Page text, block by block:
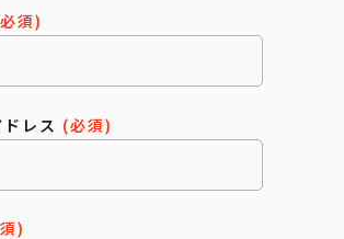
須)
レス (必須)
)